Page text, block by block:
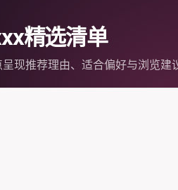
精选清单
现推荐理由、适合偏好与浏览建